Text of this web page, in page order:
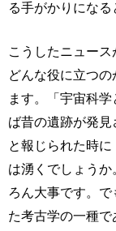
る手がかりになる
こうしたニュー
どんな役に立つ
ます。「宇宙科
ば昔の遺跡が発見
と報じられた時
は湧くでしょう
ろん大事です。
た考古学の一種